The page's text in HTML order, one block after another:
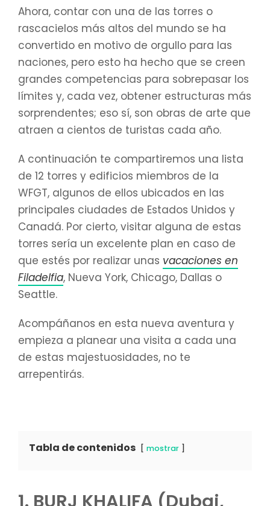
Ahora, contar con una de las torres o
rascacielos más altos del mundo se ha
convertido en motivo de orgullo para las
naciones, pero esto ha hecho que se creen
grandes competencias para sobrepasar los
límites y, cada vez, obtener estructuras más
sorprendentes; eso sí, son obras de arte que
atraen a cientos de turistas cada año.
A continuación te compartiremos una lista
de 12 torres y edificios miembros de la
WFGT, algunos de ellos ubicados en las
principales ciudades de Estados Unidos y
Canadá. Por cierto, visitar alguna de estas
torres sería un excelente plan en caso de
que estés por realizar unas vacaciones en
Filadelfia, Nueva York, Chicago, Dallas o
Seattle.
Acompáñanos en esta nueva aventura y
empieza a planear una visita a cada una
de estas majestuosidades, no te
arrepentirás.
Tabla de contenidos mostrar
1. BURJ KHALIFA (Dubai,